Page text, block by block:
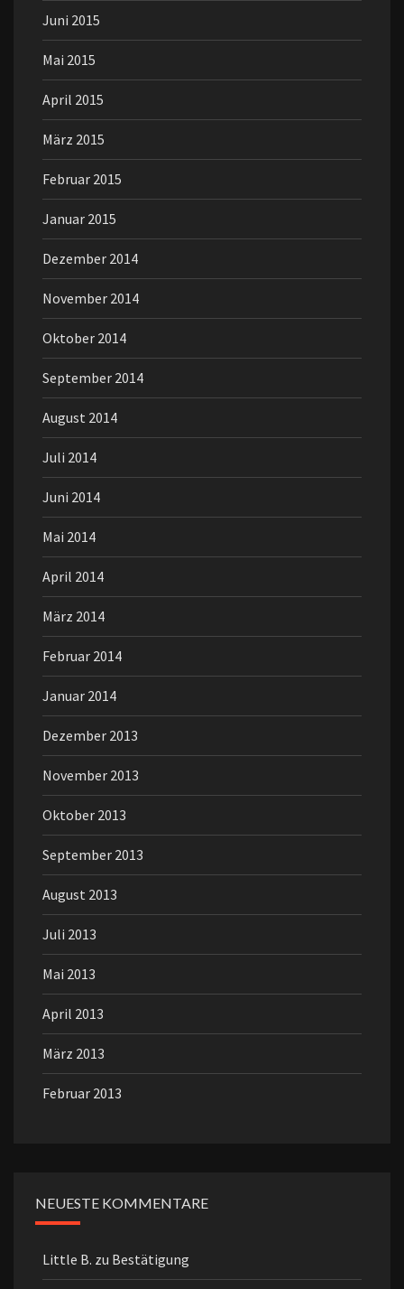
Juni 2015
Mai 2015
April 2015
März 2015
Februar 2015
Januar 2015
Dezember 2014
November 2014
Oktober 2014
September 2014
August 2014
Juli 2014
Juni 2014
Mai 2014
April 2014
März 2014
Februar 2014
Januar 2014
Dezember 2013
November 2013
Oktober 2013
September 2013
August 2013
Juli 2013
Mai 2013
April 2013
März 2013
Februar 2013
NEUESTE KOMMENTARE
Little B. zu Bestätigung